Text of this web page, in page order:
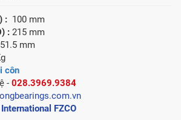
: 100 mm
: 215 mm
51.5 mm
côn
- 028.3969.9384
International FZCO